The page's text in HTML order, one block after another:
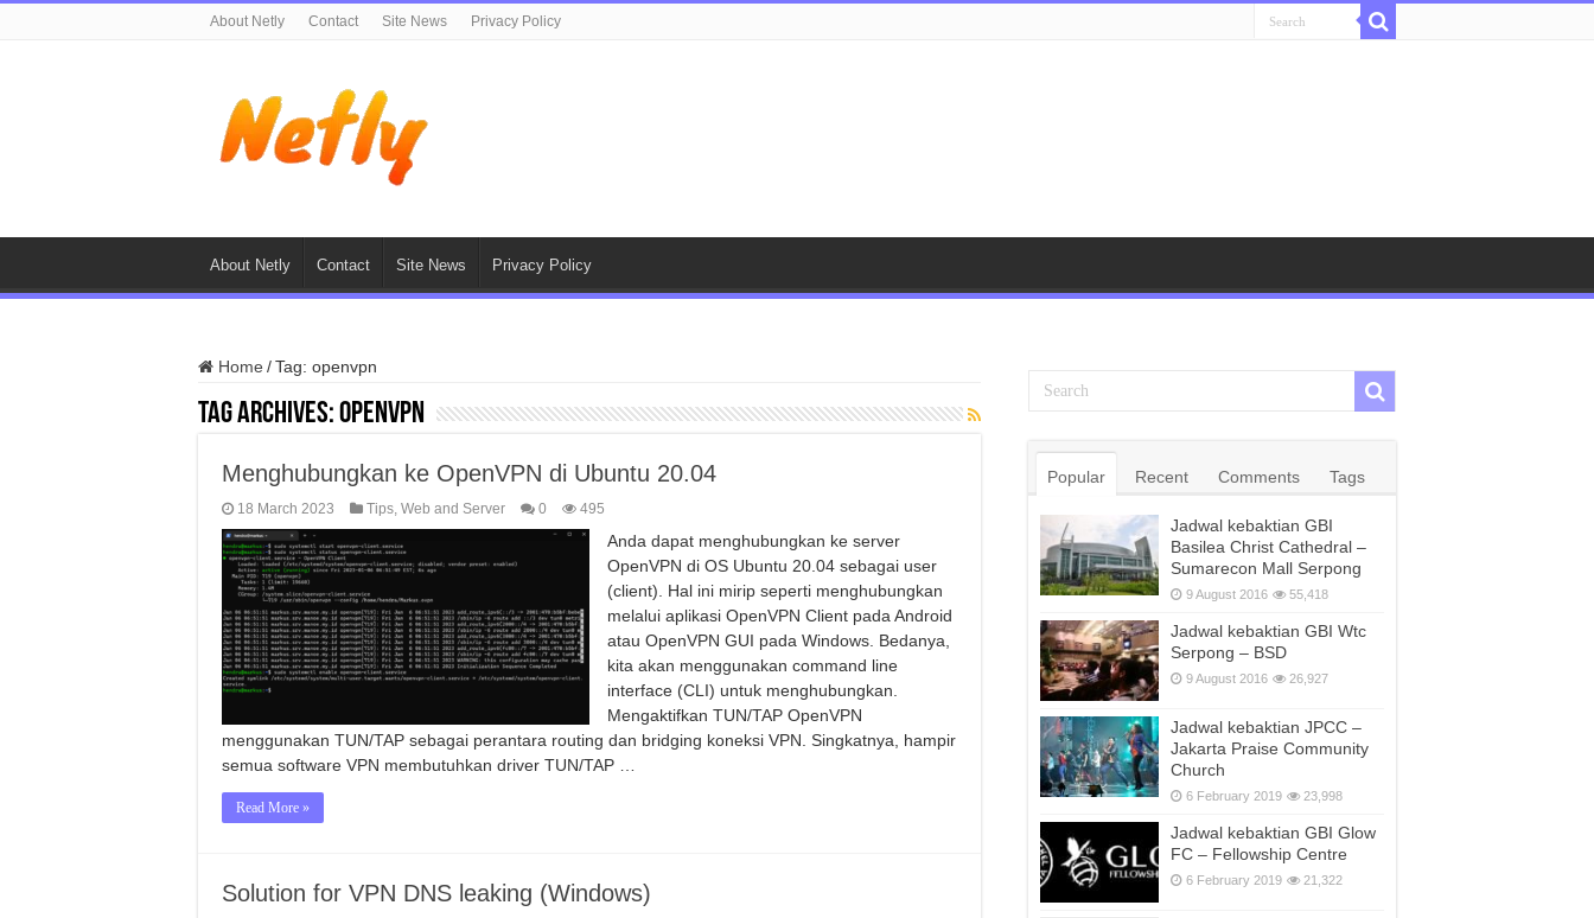
About Netly Contact Site News Privacy Policy
About Netly Contact Site News Privacy Policy
Home /Tag: openvpn
Tag Archives:openvpn
Menghubungkan ke OpenVPN di Ubuntu 20.04
18 March 2023 Tips, Web and Server 0 495
Anda dapat menghubungkan ke server
OpenVPN di OS Ubuntu 20.04 sebagai user
(client). Hal ini mirip seperti menghubungkan
melalui aplikasi OpenVPN Client pada Android
atau OpenVPN GUI pada Windows. Bedanya,
kita akan menggunakan command line
interface (CLI) untuk menghubungkan.
Mengaktifkan TUN/TAP OpenVPN
menggunakan TUN/TAP sebagai perantara routing dan bridging koneksi VPN. Singkatnya, hampir
semua software VPN membutuhkan driver TUN/TAP …
Read More »
Solution for VPN DNS leaking (Windows)
Popular Recent Comments Tags
Jadwal kebaktian GBI
Basilea Christ Cathedral –
Sumarecon Mall Serpong
9 August 2016 55,418
Jadwal kebaktian GBI Wtc
Serpong – BSD
9 August 2016 26,927
Jadwal kebaktian JPCC –
Jakarta Praise Community
Church
6 February 2019 23,998
Jadwal kebaktian GBI Glow
FC – Fellowship Centre
6 February 2019 21,322